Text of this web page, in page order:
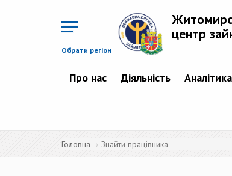
Обрати регіон
центр
Про нас Діяльність
Головна Знайти працівника